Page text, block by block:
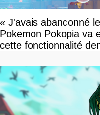
« J'avais abandonné
Pokemon Pokopia va
cette fonctionnalité